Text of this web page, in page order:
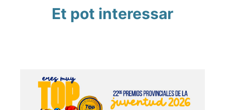
Et pot interessar